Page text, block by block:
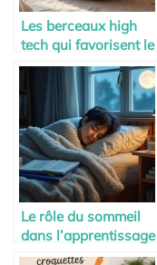
Les berceaux high
tech qui favorisent le
sommeil de bébé
Le rôle du sommeil
dans l’apprentissage